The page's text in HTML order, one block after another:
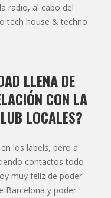
radio, al cabo del
tech house & techno
LLENA DE
CON LA
LOCALES?
los labels, pero a
contactos todo
muy feliz de poder
Barcelona y poder